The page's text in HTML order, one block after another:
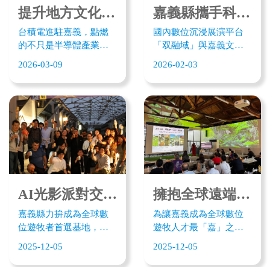
提升地方文化ESG交流座談匯聚各方代表 共建嘉義永續商業新生態
台積電進駐嘉義，點燃
的不只是半導體產業
義縣文化觀光局、嘉義
文化科技創新基地、嘉
義水道頭文創聚落於4日
主辦「提升地方文化ESG
品牌交流座談」，邀請
來自歐洲各國貿易辦事
處代表、義大利商會、
資總署與嘉義在地文化
業者、新創企業及政府
單位共建嘉義永續商業
新生態。
2026-03-09
嘉義縣攜手科文双融 打造全嘉最大的AMBI SPACE X CHIAYI沉浸式人才培育實驗場域
國內數位沉浸展演平台
「双融域」與嘉義文化
CHIAYI沉浸式人才培育
實驗場域，共同扶植新
創團隊、培育文化科技
人才，延續「双融域
2.0」精神。
2026-02-03
AI光影派對交流 擁抱全球遠端人才國際數位遊牧者齊聚嘉縣
嘉義縣力拚成為全球數
位遊牧者首選基地，縣
2025-12-05
擁抱全球遠端工作者 嘉義 12/5 辦「國際數位人才來嘉」記者會
為讓嘉義成為全球數位
遊牧人才最「嘉」之
2025-12-05